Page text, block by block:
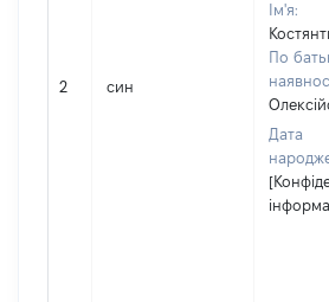
2 син
Ім'я:
По
Дата